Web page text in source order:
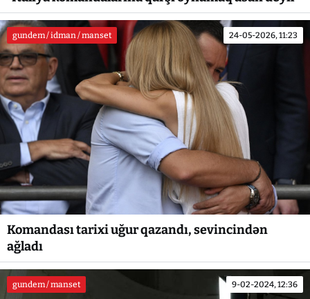
gundem / idman / manset 24-05-2026, 11:23
Komandası tarixi uğur qazandı, sevincindən
ağladı
gundem / manset 9-02-2024, 12:36